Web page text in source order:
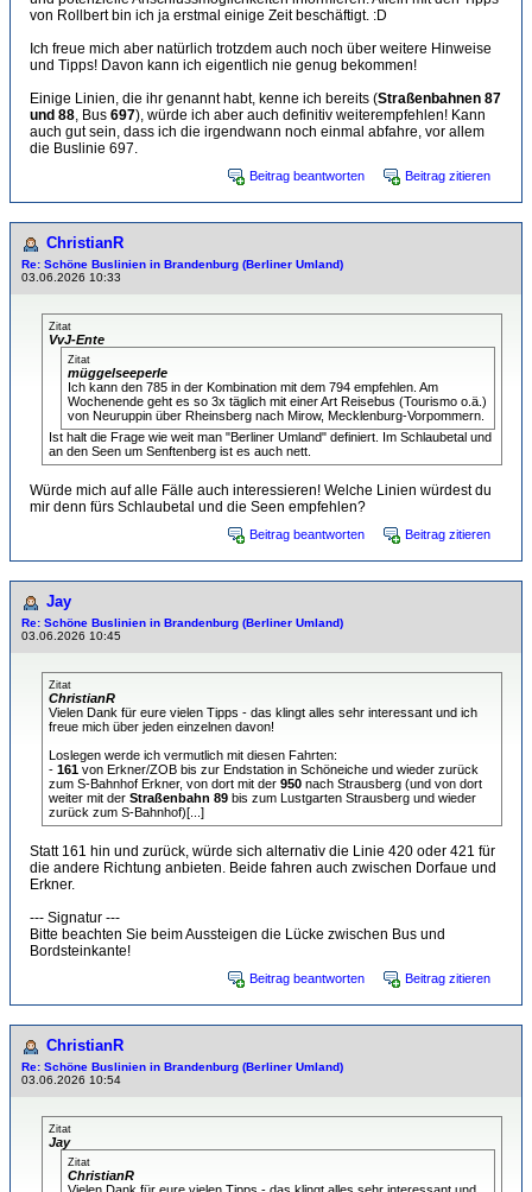
von Rollbert bin ich ja erstmal einige Zeit beschäftigt. :D
Ich freue mich aber natürlich trotzdem auch noch über weitere Hinweise
und Tipps! Davon kann ich eigentlich nie genug bekommen!
Einige Linien, die ihr genannt habt, kenne ich bereits (Straßenbahnen 87
und 88 , Bus 697), würde ich aber auch definitiv weiterempfehlen! Kann
auch gut sein, dass ich die irgendwann noch einmal abfahre, vor allem
die Buslinie 697.
Beitrag beantworten Beitrag zitieren
ChristianR
Re: Schöne Buslinien in Brandenburg (Berliner Umland)
03.06.2026 10:33
Zitat
VvJ-Ente
Zitat
müggelseeperle
Ich kann den 785 in der Kombination mit dem 794 empfehlen. Am
Wochenende geht es so 3x täglich mit einer Art Reisebus (Tourismo o.ä.)
von Neuruppin über Rheinsberg nach Mirow, Mecklenburg-Vorpommern.
Ist halt die Frage wie weit man "Berliner Umland" definiert. Im Schlaubetal und
an den Seen um Senftenberg ist es auch nett.
Würde mich auf alle Fälle auch interessieren! Welche Linien würdest du
mir denn fürs Schlaubetal und die Seen empfehlen?
Beitrag beantworten Beitrag zitieren
Jay
Re: Schöne Buslinien in Brandenburg (Berliner Umland)
03.06.2026 10:45
Zitat
ChristianR
Vielen Dank für eure vielen Tipps - das klingt alles sehr interessant und ich
freue mich über jeden einzelnen davon!
Loslegen werde ich vermutlich mit diesen Fahrten:
- 161 von Erkner/ZOB bis zur Endstation in Schöneiche und wieder zurück
zum S-Bahnhof Erkner, von dort mit der 950 nach Strausberg (und von dort
weiter mit der Straßenbahn 89 bis zum Lustgarten Strausberg und wieder
zurück zum S-Bahnhof)[...]
Statt 161 hin und zurück, würde sich alternativ die Linie 420 oder 421 für
die andere Richtung anbieten. Beide fahren auch zwischen Dorfaue und
Erkner.
--- Signatur ---
Bitte beachten Sie beim Aussteigen die Lücke zwischen Bus und
Bordsteinkante!
Beitrag beantworten Beitrag zitieren
ChristianR
Re: Schöne Buslinien in Brandenburg (Berliner Umland)
03.06.2026 10:54
Zitat
Jay
Zitat
ChristianR
Vielen Dank für eure vielen Tipps - das klingt alles sehr interessant und